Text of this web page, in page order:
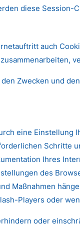
diese Session-
auch
Zwecken und
eine
Schritte
Ihres
des
Maßnahmen
Players oder
oder